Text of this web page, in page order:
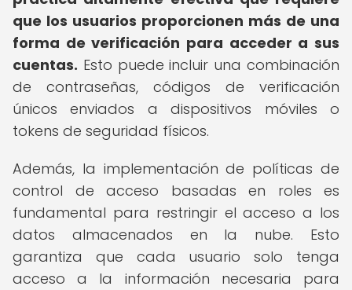
que los usuarios proporcionen más de una
forma de verificación para acceder a sus
cuentas. Esto puede incluir una combinación
de contraseñas, códigos de verificación
únicos enviados a dispositivos móviles o
tokens de seguridad físicos.
Además, la implementación de políticas de
control de acceso basadas en roles es
fundamental para restringir el acceso a los
datos almacenados en la nube. Esto
garantiza que cada usuario solo tenga
acceso a la información necesaria para